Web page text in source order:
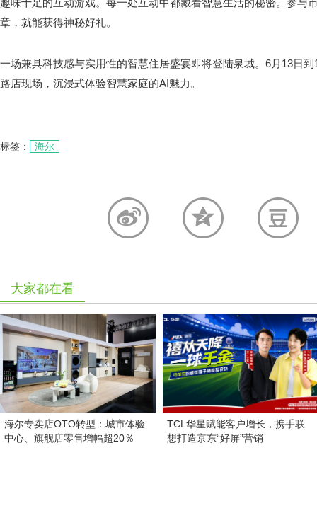
趣味十足的互动游戏。每一处互动中都藏着智慧生活的秘密。参与
章，就能获得神秘好礼。
一场兼具科技感与实用性的智慧住居盛宴即将登陆泉城。6月13日
路店现场，沉浸式体验智慧家庭的AI魅力。
标签： 海尔
大家都在看
海尔专卖店OTO转型：城市体验
中心、旗舰店零售增幅超20％
TCL华星赋能客户增长，携手联
想打造京东“好屏”营销